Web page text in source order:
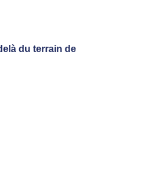
du terrain de